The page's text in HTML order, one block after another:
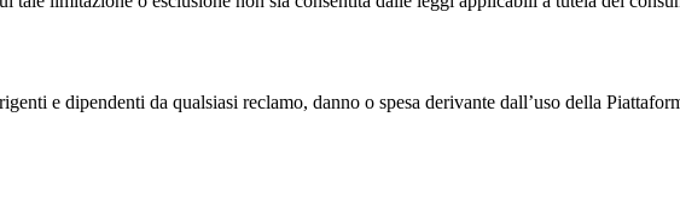
e dipendenti da qualsiasi reclamo, danno o spesa derivante dall’uso della